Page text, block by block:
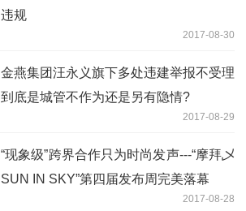
违规
2017-08-30
金燕集团汪永义旗下多处违建举报不受理
到底是城管不作为还是另有隐情?
2017-08-29
“现象级”跨界合作只为时尚发声---“摩拜乄
SUN IN SKY”第四届发布周完美落幕
2017-08-28